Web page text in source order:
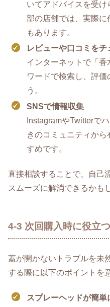
いてアドバイスを受
部の店舗では、実際
もあります。
レビューや口コミをチ
インターネットで「
ワードで検索し、評価
う。
SNSで情報収集
InstagramやTwitterで
きのコミュニティか
すめです。
直接相談することで、自己
スムーズに解消できるかも
4-3 次回購入時に役立
蓋が開かないトラブルを未
する際に以下のポイントを
スプレーヘッドが簡